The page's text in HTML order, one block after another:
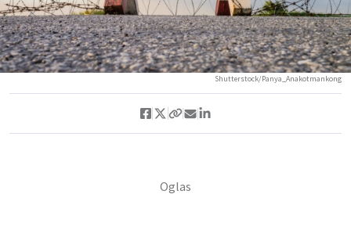
Shutterstock/Panya_Anakotmankong